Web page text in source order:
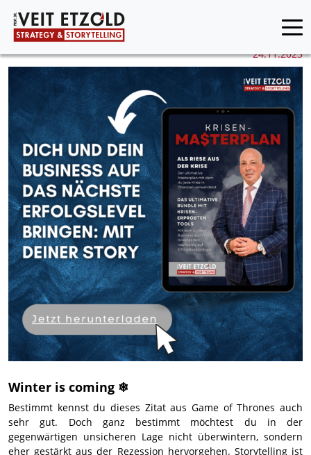
24.11.2023
Winter is coming ❄
Bestimmt kennst du dieses Zitat aus Game of Thrones auch
sehr gut. Doch ganz bestimmt möchtest du in der
gegenwärtigen unsicheren Lage nicht überwintern, sondern
eher gestärkt aus der Rezession hervorgehen. Storytelling ist